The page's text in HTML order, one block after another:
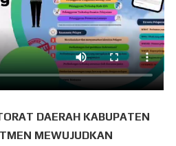
DAERAH KABUPATEN
MEWUJUDKAN